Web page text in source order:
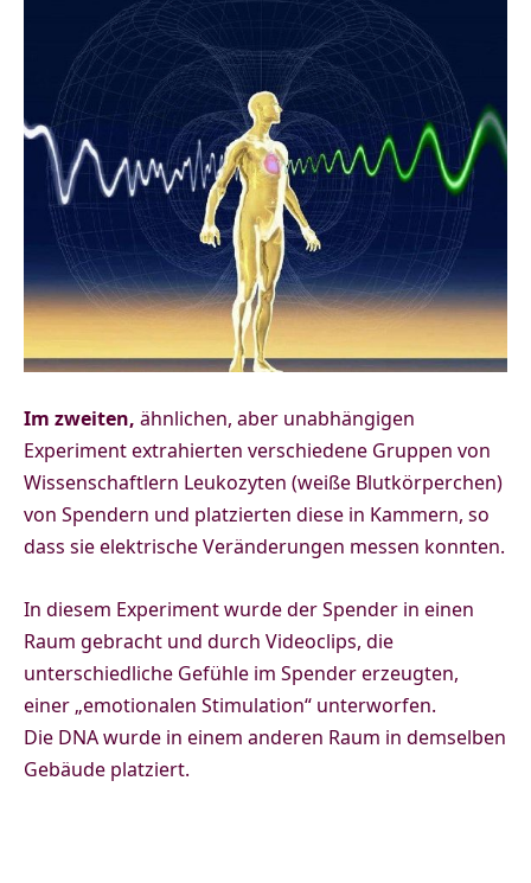
Im zweiten, ähnlichen, aber unabhängigen
Experiment extrahierten verschiedene Gruppen von
Wissenschaftlern Leukozyten (weiße Blutkörperchen)
von Spendern und platzierten diese in Kammern, so
dass sie elektrische Veränderungen messen konnten.
In diesem Experiment wurde der Spender in einen
Raum gebracht und durch Videoclips, die
unterschiedliche Gefühle im Spender erzeugten,
einer „emotionalen Stimulation“ unterworfen.
Die DNA wurde in einem anderen Raum in demselben
Gebäude platziert.